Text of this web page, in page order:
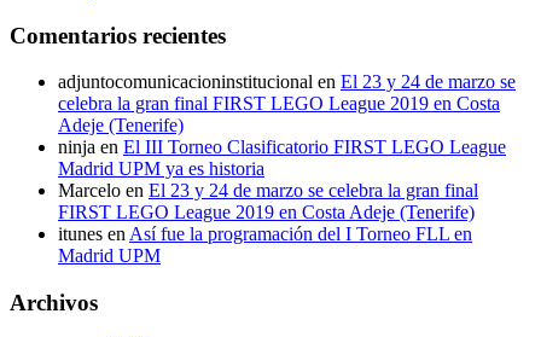
Comentarios recientes
adjuntocomunicacioninstitucional en El 23 y 24 de marzo se
celebra la gran final FIRST LEGO League 2019 en Costa
Adeje (Tenerife)
ninja en El III Torneo Clasificatorio FIRST LEGO League
Madrid UPM ya es historia
Marcelo en El 23 y 24 de marzo se celebra la gran final
FIRST LEGO League 2019 en Costa Adeje (Tenerife)
itunes en Así fue la programación del I Torneo FLL en
Madrid UPM
Archivos